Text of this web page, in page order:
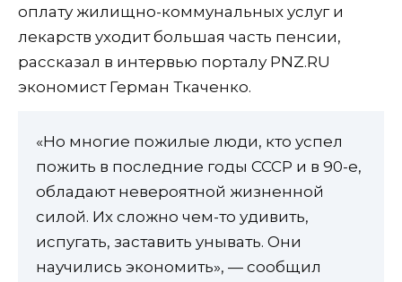
оплату жилищно-коммунальных услуг и
лекарств уходит большая часть пенсии,
рассказал в интервью порталу PNZ.RU
экономист Герман Ткаченко.
«Но многие пожилые люди, кто успел
пожить в последние годы СССР и в 90-е,
обладают невероятной жизненной
силой. Их сложно чем-то удивить,
испугать, заставить унывать. Они
научились экономить», — сообщил